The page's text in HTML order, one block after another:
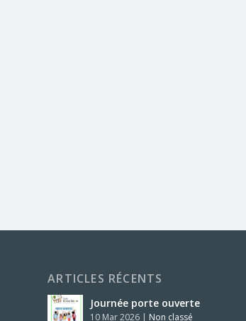
ARTICLES RÉCENTS
Journée porte ouverte
10 Mar 2026 | Non classé